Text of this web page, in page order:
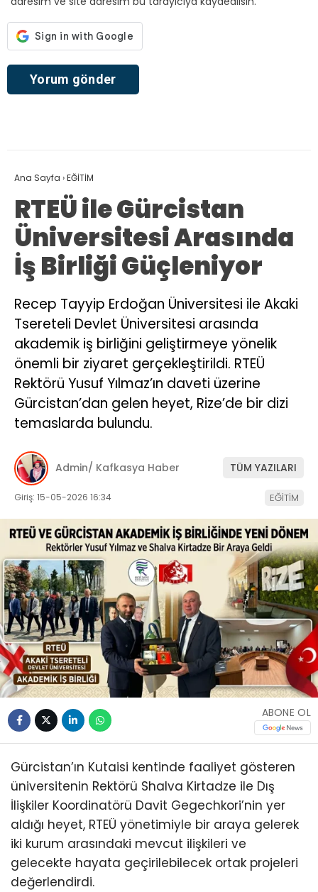
Ana Sayfa ›EĞİTİM
RTEÜ ile Gürcistan
Üniversitesi Arasında
İş Birliği Güçleniyor
Recep Tayyip Erdoğan Üniversitesi ile Akaki
Tsereteli Devlet Üniversitesi arasında
akademik iş birliğini geliştirmeye yönelik
önemli bir ziyaret gerçekleştirildi. RTEÜ
Rektörü Yusuf Yılmaz’ın daveti üzerine
Gürcistan’dan gelen heyet, Rize’de bir dizi
temaslarda bulundu.
Admin/ Kafkasya Haber TÜM YAZILARI
Giriş: 15-05-2026 16:34 EĞİTİM
ABONE OL
Gürcistan’ın Kutaisi kentinde faaliyet gösteren
üniversitenin Rektörü Shalva Kirtadze ile Dış
İlişkiler Koordinatörü Davit Gegechkori’nin yer
aldığı heyet, RTEÜ yönetimiyle bir araya gelerek
iki kurum arasındaki mevcut ilişkileri ve
gelecekte hayata geçirilebilecek ortak projeleri
değerlendirdi.